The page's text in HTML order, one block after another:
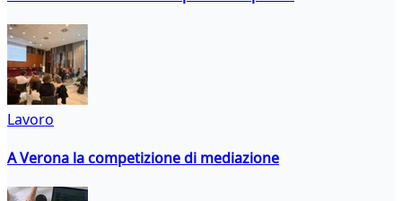
Lavoro
A Verona la competizione di mediazione